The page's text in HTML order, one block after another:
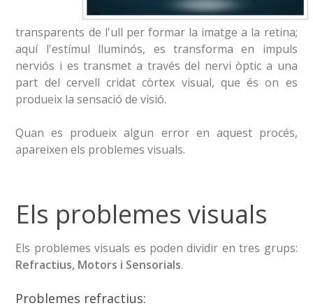
transparents de l'ull per formar la imatge a la retina;
aquí l'estímul lluminós, es transforma en impuls
nerviós i es transmet a través del nervi òptic a una
part del cervell cridat còrtex visual, que és on es
produeix la sensació de visió.
Quan es produeix algun error en aquest procés,
apareixen els problemes visuals.
Els problemes visuals
Els problemes visuals es poden dividir en tres grups:
Refractius, Motors i Sensorials.
Problemes refractius: